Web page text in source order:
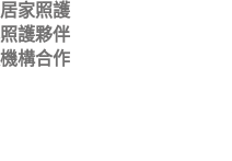
家照護
護夥伴
構合作